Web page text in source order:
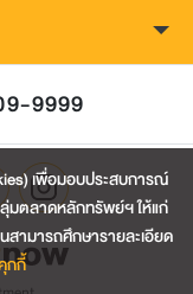
9999
เพื่อมอบประสบการณ์
มตลาดหลักทรัพย์ฯ ให้แก่
สามารถศึกษารายละเอียด
กกี้